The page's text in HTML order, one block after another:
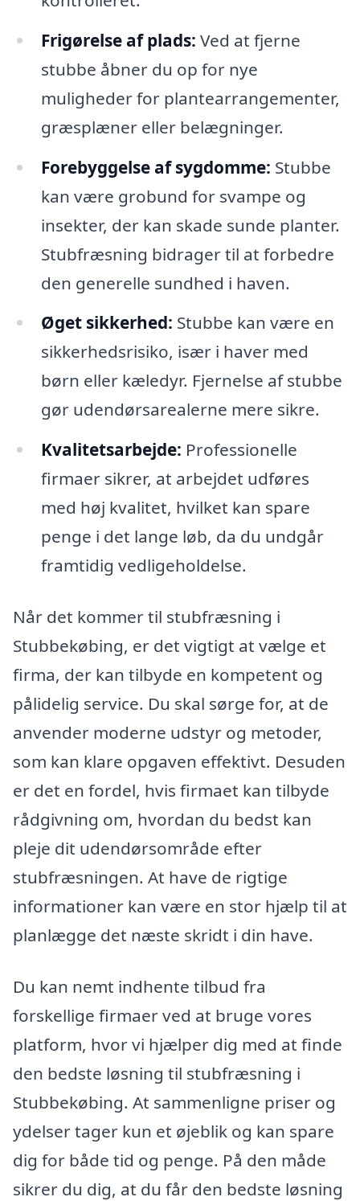
Frigørelse af plads: Ved at fjerne
stubbe åbner du op for nye
muligheder for plantearrangementer,
græsplæner eller belægninger.
Forebyggelse af sygdomme: Stubbe
kan være grobund for svampe og
insekter, der kan skade sunde planter.
Stubfræsning bidrager til at forbedre
den generelle sundhed i haven.
Øget sikkerhed: Stubbe kan være en
sikkerhedsrisiko, især i haver med
børn eller kæledyr. Fjernelse af stubbe
gør udendørsarealerne mere sikre.
Kvalitetsarbejde: Professionelle
firmaer sikrer, at arbejdet udføres
med høj kvalitet, hvilket kan spare
penge i det lange løb, da du undgår
framtidig vedligeholdelse.
Når det kommer til stubfræsning i
Stubbekøbing, er det vigtigt at vælge et
firma, der kan tilbyde en kompetent og
pålidelig service. Du skal sørge for, at de
anvender moderne udstyr og metoder,
som kan klare opgaven effektivt. Desuden
er det en fordel, hvis firmaet kan tilbyde
rådgivning om, hvordan du bedst kan
pleje dit udendørsområde efter
stubfræsningen. At have de rigtige
informationer kan være en stor hjælp til at
planlægge det næste skridt i din have.
Du kan nemt indhente tilbud fra
forskellige firmaer ved at bruge vores
platform, hvor vi hjælper dig med at finde
den bedste løsning til stubfræsning i
Stubbekøbing. At sammenligne priser og
ydelser tager kun et øjeblik og kan spare
dig for både tid og penge. På den måde
sikrer du dig, at du får den bedste løsning